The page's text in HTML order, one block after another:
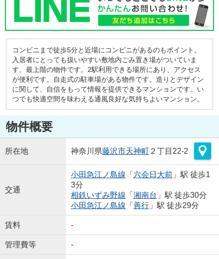
コンビニまで徒歩5分と近場にコンビニがあるのもポイント。
入居者にとっても扱いやすい敷地内ごみ置き場がついていま
す。最上階の物件です。2駅利用できる場所にあり、アクセス
が便利です。自走式の駐車場がある物件です。造りとデザイン
に関して、自信をもって情報を提供できるマンションです。い
つでも快適空間を味わえる通風良好な気持ちよいマンション。
物件概要
所在地 神奈川県藤沢市天神町２丁目22-2
交通
小田急江ノ島線 「 六会日大前」駅 徒歩1
3分
相鉄いずみ野線 「 湘南台 」駅 徒歩30分
小田急江ノ島線 「 善行」駅 徒歩29分
賃料 -
管理費等 -